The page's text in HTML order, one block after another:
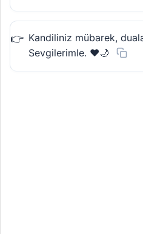
Kandiliniz mübarek,
Sevgilerimle. ❤️🌙